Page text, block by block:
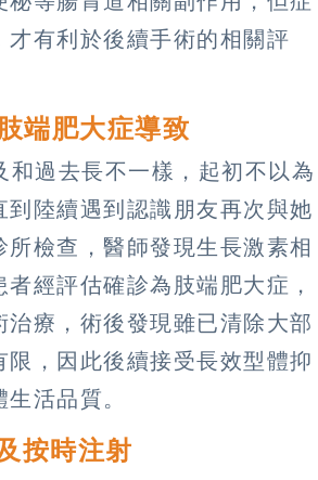
有利於後續手術的相關評
端肥大症導致
過去長不一樣，起初不以為
陸續遇到認識朋友再次與她
檢查，醫師發現生長激素相
經評估確診為肢端肥大症，
療，術後發現雖已清除大部
，因此後續接受長效型體抑
活品質。
按時注射